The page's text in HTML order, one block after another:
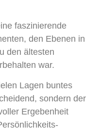
faszinierende
den Ebenen in
den ältesten
war.
Lagen buntes
sondern der
Ergebenheit